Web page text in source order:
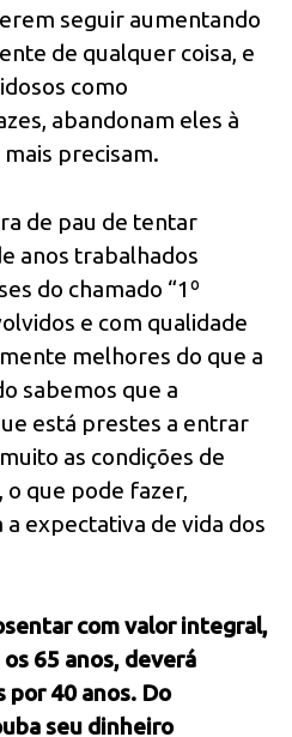
seguir aumentando
de qualquer coisa, e
como
abandonam eles à
precisam.
de pau de tentar
anos trabalhados
do chamado “1º
e com qualidade
melhores do que a
sabemos que a
está prestes a entrar
as condições de
o que pode fazer,
expectativa de vida dos
com valor integral,
65 anos, deverá
40 anos. Do
seu dinheiro